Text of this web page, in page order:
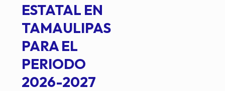
ESTATAL EN
TAMAULIPAS
PARA EL
PERIODO
2026-2027